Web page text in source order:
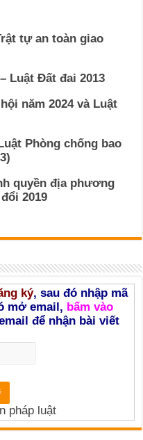
tự an toàn giao
Luật Đất đai 2013
năm 2024 và Luật
Phòng chống bao
quyền địa phương
2019
ký, sau đó nhập mã
mở email, bấm vào
để nhận bài viết
pháp luật